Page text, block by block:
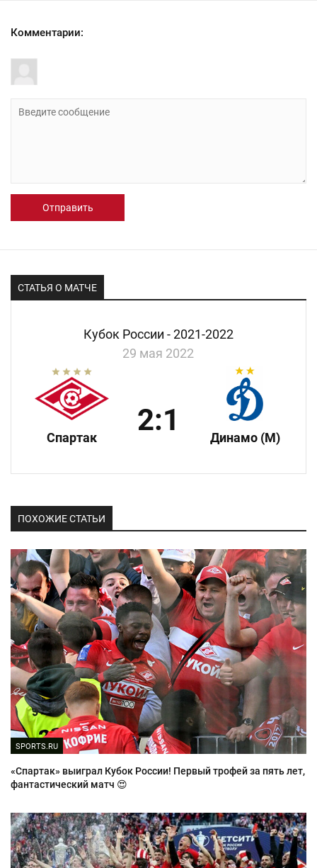
Комментарии:
Отправить
СТАТЬЯ О МАТЧЕ
Кубок России - 2021-2022
29 мая 2022
Спартак
2:1
Динамо (М)
ПОХОЖИЕ СТАТЬИ
SPORTS.RU
«Спартак» выиграл Кубок России! Первый трофей за пять лет,
фантастический матч 😍